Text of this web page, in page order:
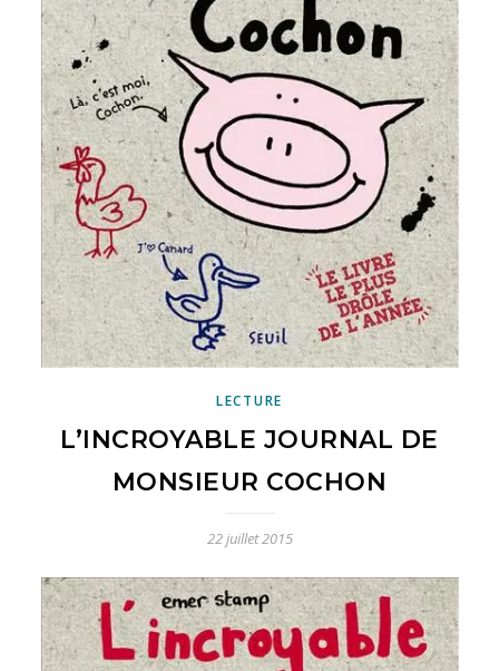
LECTURE
L’INCROYABLE JOURNAL DE
MONSIEUR COCHON
22 juillet 2015